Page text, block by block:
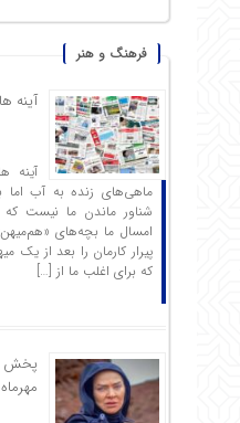
فرهنگ و هنر
آینه
آینه
ماهی‌های زنده به آب اما
امسال ما بچه‌های
پیرار کارمان را بعد از یک
که برای اغلب ما از […]
پخش
مهرماه